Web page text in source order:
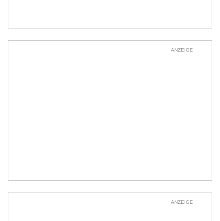
ANZEIGE
ANZEIGE